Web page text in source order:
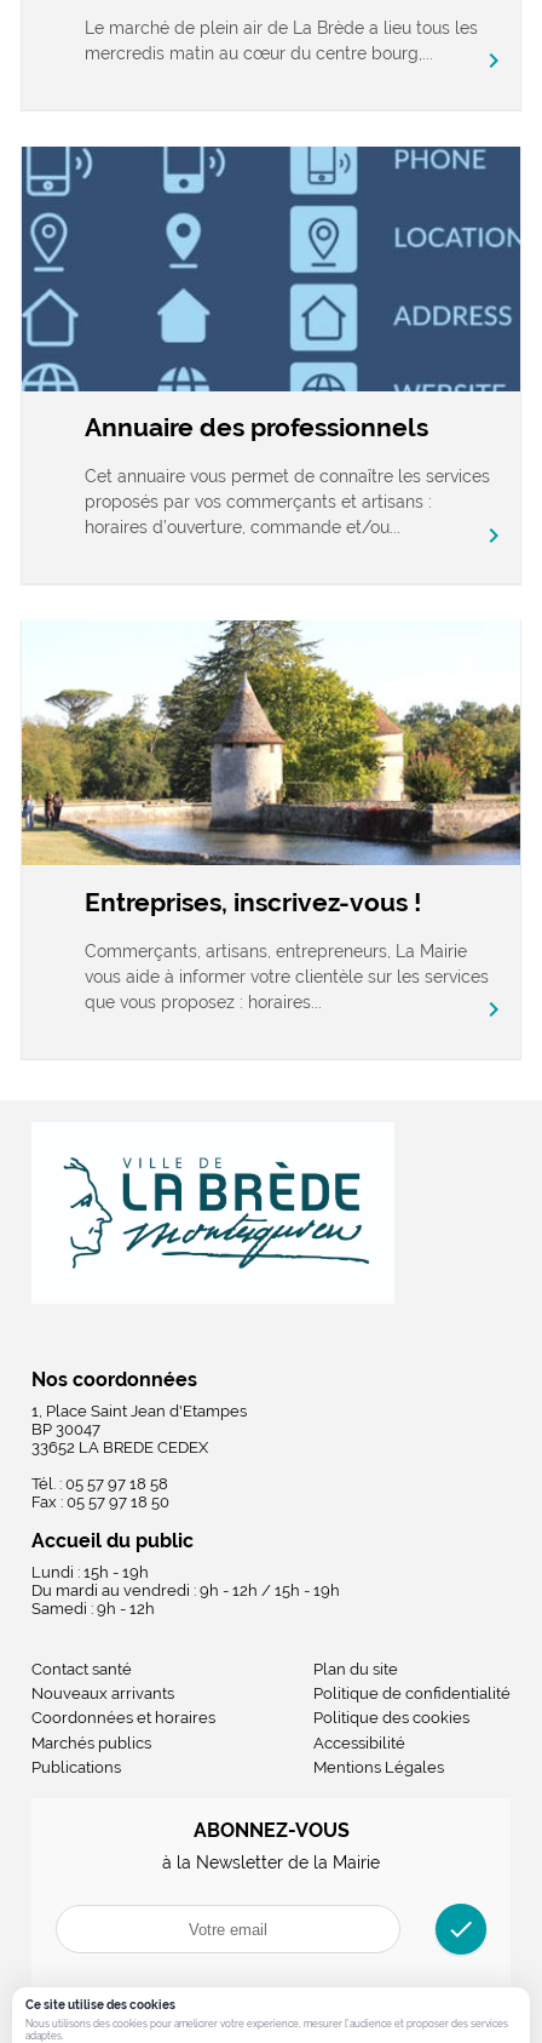
Le marché de plein air de La Brède a lieu tous les
mercredis matin au cœur du centre bourg,...
chevron_right
Annuaire des professionnels
Cet annuaire vous permet de connaître les services
proposés par vos commerçants et artisans :
horaires d’ouverture, commande et/ou...
chevron_right
Entreprises, inscrivez-vous !
Commerçants, artisans, entrepreneurs, La Mairie
vous aide à informer votre clientèle sur les services
que vous proposez : horaires...
chevron_right
Nos coordonnées
1, Place Saint Jean d'Etampes
BP 30047
33652 LA BREDE CEDEX
Tél. : 05 57 97 18 58
Fax : 05 57 97 18 50
Accueil du public
Lundi : 15h - 19h
Du mardi au vendredi : 9h - 12h / 15h - 19h
Samedi : 9h - 12h
Contact santé
Nouveaux arrivants
Coordonnées et horaires
Marchés publics
Publications
Plan du site
Politique de confidentialité
Politique des cookies
Accessibilité
Mentions Légales
ABONNEZ-VOUS
à la Newsletter de la Mairie
check
Ce site utilise des cookies
Nous utilisons des cookies pour ameliorer votre experience, mesurer l’audience et proposer des services
adaptes.